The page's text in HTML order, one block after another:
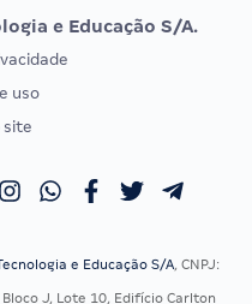
Vunesp
EXAME DE ORDEM
Calendário OAB
e Educação S/A.
uso
site
e Educação S/A, CNPJ:
J, Lote 10, Edifício Carlton